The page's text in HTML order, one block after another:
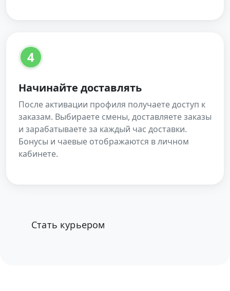
4
Начинайте доставлять
После активации профиля получаете доступ к
заказам. Выбираете смены, доставляете заказы
и зарабатываете за каждый час доставки.
Бонусы и чаевые отображаются в личном
кабинете.
Стать курьером